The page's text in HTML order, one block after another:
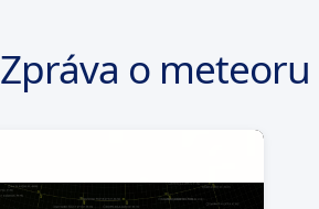
Zpráva o meteoru